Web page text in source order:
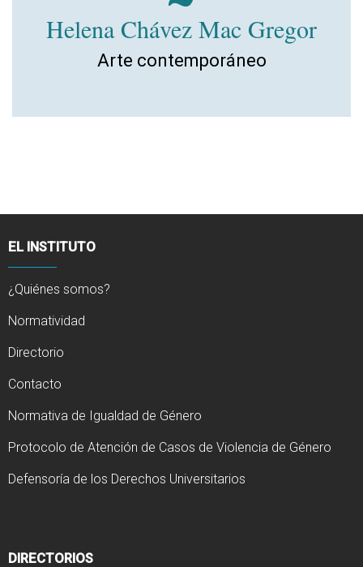
Helena Chávez Mac Gregor
Arte contemporáneo
EL INSTITUTO
¿Quiénes somos?
Normatividad
Directorio
Contacto
Normativa de Igualdad de Género
Protocolo de Atención de Casos de Violencia de Género
Defensoría de los Derechos Universitarios
DIRECTORIOS